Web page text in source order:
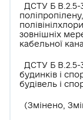
ДСТУ Б В.2.5-
зовнішніх
кабельної
ДСТУ Б В.2.5-
будинків і
будівель і
(Змінено,